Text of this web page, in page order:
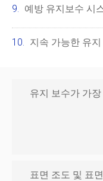
예방 유지보수 시
지속 가능한 유
유지 보수가 가
표면 조도 및 표